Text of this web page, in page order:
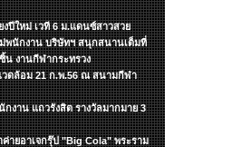
ปีใหม่ เวที 6 ม.แดนซ์สาวสวย
ม่พนักงาน บริษัทฯ สนุกสนานเต็มที่
น งานกีฬากระทรวง
วดล้อม 21 ก.พ.56 ณ สนามกีฬา
งาน แถวรังสิต รางวัลมากมาย 3
ายอาเจกรุ๊ป "Big Cola" พระราม